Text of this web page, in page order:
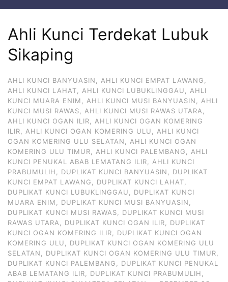
Ahli Kunci Terdekat Lubuk
Sikaping
AHLI KUNCI BANYUASIN, AHLI KUNCI EMPAT LAWANG,
AHLI KUNCI LAHAT, AHLI KUNCI LUBUKLINGGAU, AHLI
KUNCI MUARA ENIM, AHLI KUNCI MUSI BANYUASIN, AHLI
KUNCI MUSI RAWAS, AHLI KUNCI MUSI RAWAS UTARA,
AHLI KUNCI OGAN ILIR, AHLI KUNCI OGAN KOMERING
ILIR, AHLI KUNCI OGAN KOMERING ULU, AHLI KUNCI
OGAN KOMERING ULU SELATAN, AHLI KUNCI OGAN
KOMERING ULU TIMUR, AHLI KUNCI PALEMBANG, AHLI
KUNCI PENUKAL ABAB LEMATANG ILIR, AHLI KUNCI
PRABUMULIH, DUPLIKAT KUNCI BANYUASIN, DUPLIKAT
KUNCI EMPAT LAWANG, DUPLIKAT KUNCI LAHAT,
DUPLIKAT KUNCI LUBUKLINGGAU, DUPLIKAT KUNCI
MUARA ENIM, DUPLIKAT KUNCI MUSI BANYUASIN,
DUPLIKAT KUNCI MUSI RAWAS, DUPLIKAT KUNCI MUSI
RAWAS UTARA, DUPLIKAT KUNCI OGAN ILIR, DUPLIKAT
KUNCI OGAN KOMERING ILIR, DUPLIKAT KUNCI OGAN
KOMERING ULU, DUPLIKAT KUNCI OGAN KOMERING ULU
SELATAN, DUPLIKAT KUNCI OGAN KOMERING ULU TIMUR,
DUPLIKAT KUNCI PALEMBANG, DUPLIKAT KUNCI PENUKAL
ABAB LEMATANG ILIR, DUPLIKAT KUNCI PRABUMULIH,